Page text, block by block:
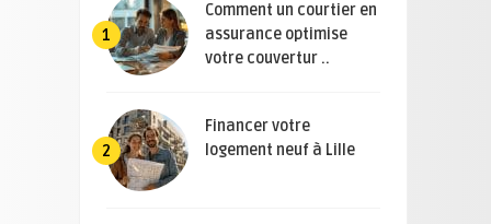
1
Comment un courtier en
assurance optimise
votre couvertur ..
2
Financer votre
logement neuf à Lille